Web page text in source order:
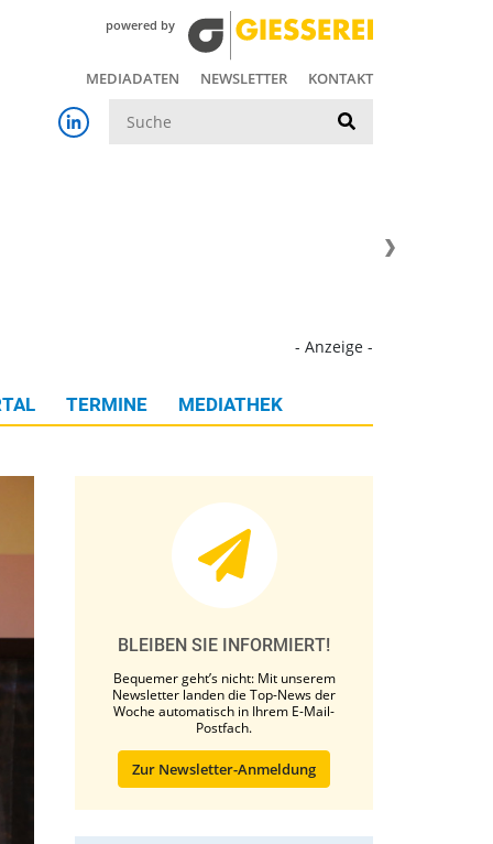
powered by
MEDIADATEN NEWSLETTER KONTAKT
- Anzeige -
TERMINE MEDIATHEK
BLEIBEN SIE INFORMIERT!
Bequemer geht’s nicht: Mit unserem
Newsletter landen die Top-News der
Woche automatisch in Ihrem E-Mail-
Postfach.
Zur Newsletter-Anmeldung